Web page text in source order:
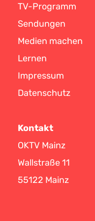
TV-Programm
Sendungen
Medien machen
Lernen
Impressum
Datenschutz
Kontakt
OKTV Mainz
Wallstraße 11
55122 Mainz